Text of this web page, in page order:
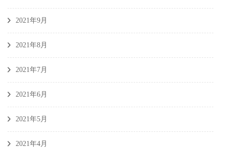
2021年9月
2021年8月
2021年7月
2021年6月
2021年5月
2021年4月